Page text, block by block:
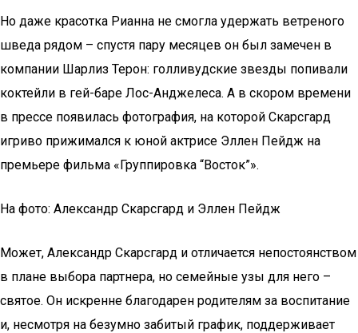
Но даже красотка Рианна не смогла удержать ветреного
шведа рядом – спустя пару месяцев он был замечен в
компании Шарлиз Терон: голливудские звезды попивали
коктейли в гей-баре Лос-Анджелеса. А в скором времени
в прессе появилась фотография, на которой Скарсгард
игриво прижимался к юной актрисе Эллен Пейдж на
премьере фильма «Группировка “Восток”».
На фото: Александр Скарсгард и Эллен Пейдж
Может, Александр Скарсгард и отличается непостоянством
в плане выбора партнера, но семейные узы для него –
святое. Он искренне благодарен родителям за воспитание
и, несмотря на безумно забитый график, поддерживает